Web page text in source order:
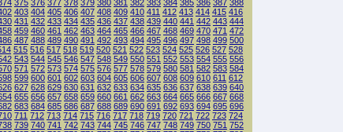
375 376 377 378 379 380 381 382 383 384 385 386 387 388
403 404 405 406 407 408 409 410 411 412 413 414 415 416
431 432 433 434 435 436 437 438 439 440 441 442 443 444
459 460 461 462 463 464 465 466 467 468 469 470 471 472
487 488 489 490 491 492 493 494 495 496 497 498 499 500
515 516 517 518 519 520 521 522 523 524 525 526 527 528
543 544 545 546 547 548 549 550 551 552 553 554 555 556
571 572 573 574 575 576 577 578 579 580 581 582 583 584
599 600 601 602 603 604 605 606 607 608 609 610 611 612
627 628 629 630 631 632 633 634 635 636 637 638 639 640
655 656 657 658 659 660 661 662 663 664 665 666 667 668
683 684 685 686 687 688 689 690 691 692 693 694 695 696
711 712 713 714 715 716 717 718 719 720 721 722 723 724
739 740 741 742 743 744 745 746 747 748 749 750 751 752